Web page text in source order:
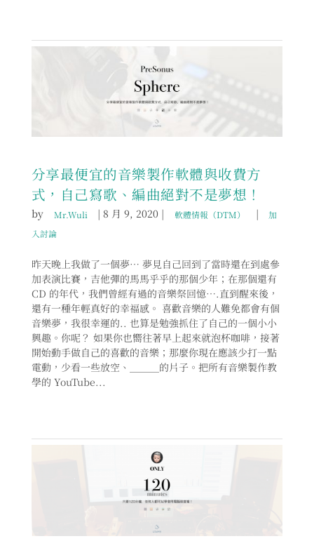
分享最便宜的音樂製作軟體與收費方
式，自己寫歌、編曲絕對不是夢想！
by Mr.Wuli |8 月 9, 2020 | 軟體情報（DTM） |
加
入討論
昨天晚上我做了一個夢… 夢見自己回到了當時還在到處參
加表演比賽，吉他彈的馬馬乎乎的那個少年；在那個還有
CD 的年代，我們曾經有過的音樂祭回憶….直到醒來後，
還有一種年輕真好的幸福感。 喜歡音樂的人難免都會有個
音樂夢，我很幸運的.. 也算是勉強抓住了自己的一個小小
興趣。你呢？ 如果你也嚮往著早上起來就泡杯咖啡，接著
開始動手做自己的喜歡的音樂；那麼你現在應該少打一點
電動，少看一些放空、＿＿＿的片子。把所有音樂製作教
學的 YouTube...